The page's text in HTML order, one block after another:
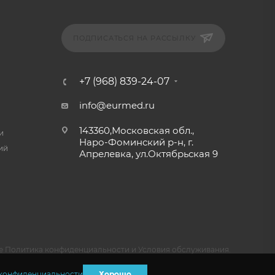
+7 (968) 839-24-07
info@eurmed.ru
143360,Московская обл.,
Наро-Фоминский р-н, г.
Апрелевка, ул.Октябрьская 9
Политика конфиденциальности и Условия обслуживания